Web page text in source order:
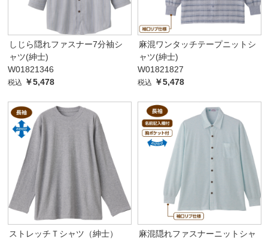
しじら隠れファスナー7分袖シ
ャツ(紳士)
W01821346
税込 ￥5,478
麻混ワンタッチテープニットシ
ャツ(紳士)
W01821827
税込 ￥5,478
ストレッチＴシャツ（紳士）
麻混隠れファスナーニットシャ